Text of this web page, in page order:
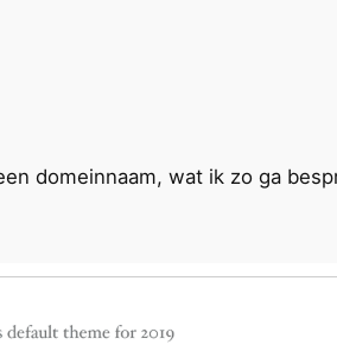
domeinnaam, wat ik zo ga